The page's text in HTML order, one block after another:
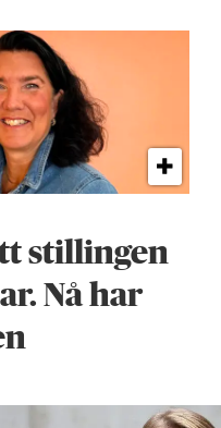
stillingen
Nå har